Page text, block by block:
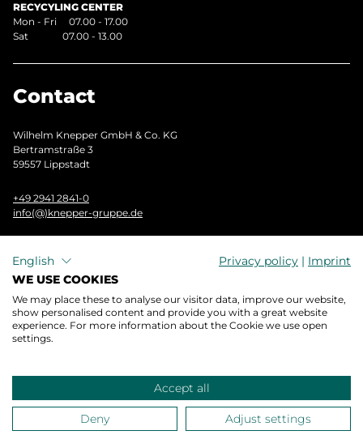
RECYCYLING CENTER
Mon - Fri 07.00 - 17.00
Sat 07.00 - 13.00
Contact
Wilhelm Knepper GmbH & Co. KG
Bertramstraße 3
59557 Lippstadt
+49 2941 2841-0
info(@)knepper-gruppe.de
GET IN TOUCH NOW
IMPRINT
DATA PROTECTION
© WILHELM KNEPPER GMBH & CO. KG 2026
English Privacy policy | Imprint
WE USE COOKIES
We may place these to analyse our visitor data, improve our website,
show personalised content and provide you with a great website
experience. For more information about the Cookie we use open
settings.
Accept all
Deny Adjust settings